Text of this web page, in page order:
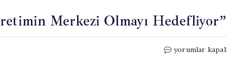
Merkezi Olmayı Hedefliyor”
“Türkiye,
yorumlar